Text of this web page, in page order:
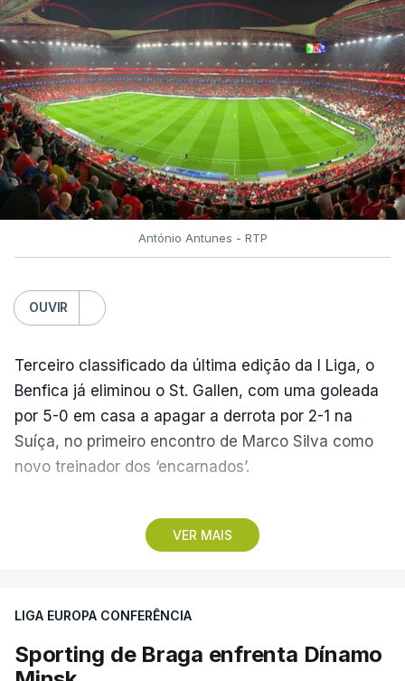
António Antunes - RTP
OUVIR
VER MAIS
Terceiro classificado da última edição da I Liga, o
Benfica já eliminou o St. Gallen, com uma goleada
por 5-0 em casa a apagar a derrota por 2-1 na
Suíça, no primeiro encontro de Marco Silva como
novo treinador dos ‘encarnados’.
Pela frente, as ‘águias’ vão ter agora o vice-
campeão escocês, que tem o português Cláudio
de serem eliminados pelos austríacos do Sturm
Graz, com um agregado de 6-0.
LIGA EUROPA CONFERÊNCIA
Sporting de Braga enfrenta Dínamo